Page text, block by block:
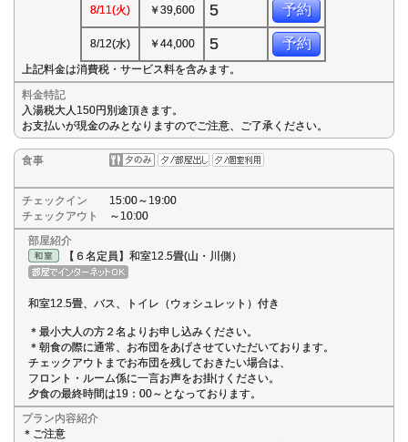
8/11(火) ￥39,600 5 予約
8/12(水) ￥44,000 5 予約
上記料金は消費税・サービス料を含みます。
料金特記
入湯税大人150円別途頂きます。
お支払いが現金のみとなりますのでご注意、ご了承ください。
食事
チェックイン
15:00～19:00
チェックアウト
～10:00
部屋紹介
【６名定員】和室12.5畳(山・川側）
和室12.5畳、バス、トイレ（ウォシュレット）付き
＊最小大人の方２名よりお申し込みください。
＊朝食の際に通常、お布団をあげさせていただいております。
チェックアウトまでお布団を残しておきたい場合は、
フロント・ルーム係に一言お声をお掛けください。
夕食の最終時間は19：00～となっております。
プラン内容紹介
＊ご注意